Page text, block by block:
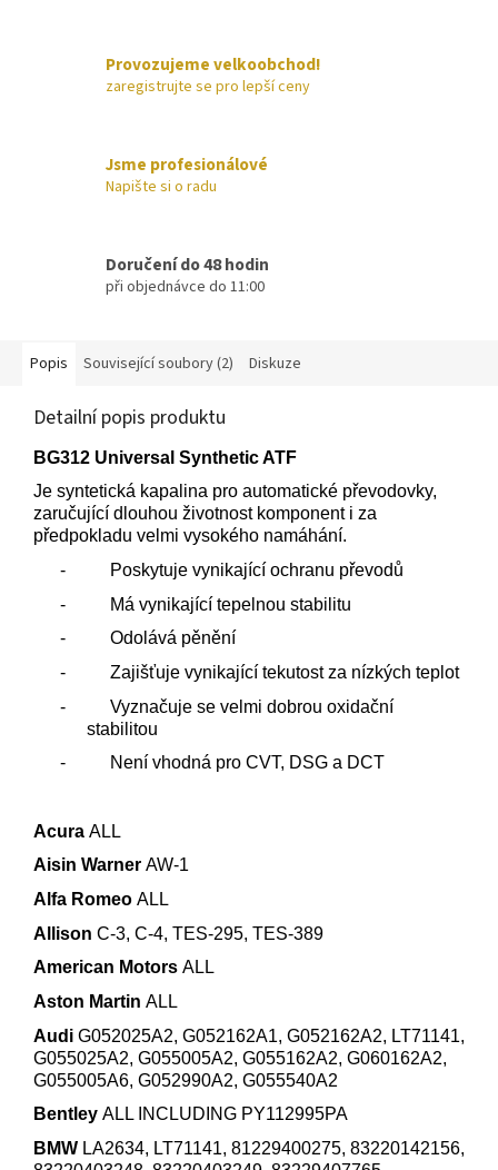
Provozujeme velkoobchod!
zaregistrujte se pro lepší ceny
Jsme profesionálové
Napište si o radu
Doručení do 48 hodin
při objednávce do 11:00
Popis Související soubory (2) Diskuze
Detailní popis produktu
BG312 Universal Synthetic ATF
Je syntetická kapalina pro automatické převodovky,
zaručující dlouhou životnost komponent i za
předpokladu velmi vysokého namáhání.
- Poskytuje vynikající ochranu převodů
- Má vynikající tepelnou stabilitu
- Odolává pěnění
- Zajišťuje vynikající tekutost za nízkých teplot
- Vyznačuje se velmi dobrou oxidační
stabilitou
- Není vhodná pro CVT, DSG a DCT
Acura ALL
Aisin Warner AW-1
Alfa Romeo ALL
Allison C-3, C-4, TES-295, TES-389
American Motors ALL
Aston Martin ALL
Audi G052025A2, G052162A1, G052162A2, LT71141,
G055025A2, G055005A2, G055162A2, G060162A2,
G055005A6, G052990A2, G055540A2
Bentley ALL INCLUDING PY112995PA
BMW LA2634, LT71141, 81229400275, 83220142156,